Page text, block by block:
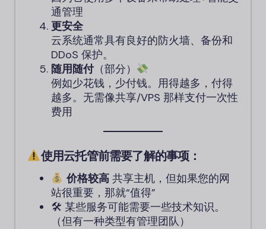
通管理
更安全
云系统通常具有良好的防火墙、备份和
DDoS 保护。
随用随付（部分）
例如少花钱，少付钱。用得越多，付得
越多。无需像共享/VPS 那样支付一次性
费用
使用云托管前需要了解的事项：
价格较高共享主机，但如果您的网
站很重要，那就“值得”
🛠 某些服务可能需要一些技术知识。
（但有一种类型有管理团队）